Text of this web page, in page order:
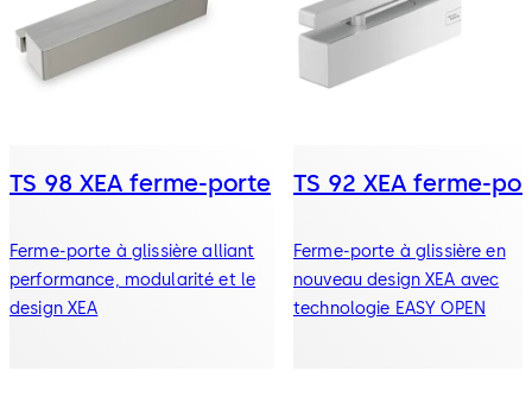
TS 98 XEA ferme-porte
Ferme-porte à glissière alliant
performance, modularité et le
design XEA
TS 92 XEA ferme-
Ferme-porte à glissière en
nouveau design XEA avec
technologie EASY OPEN